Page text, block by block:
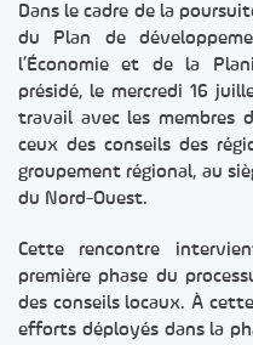
Dans le cadre de la
du Plan de
l’Économie et de la
présidé, le mercredi 16
travail avec les membres
ceux des conseils des
groupement régional, au
du Nord-Ouest.
Cette rencontre
première phase du
des conseils locaux. À
efforts déployés dans la